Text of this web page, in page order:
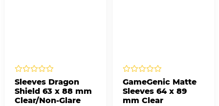
Sleeves Dragon
Shield 63 x 88 mm
Clear/Non-Glare
GameGenic Matte
Sleeves 64 x 89
mm Clear